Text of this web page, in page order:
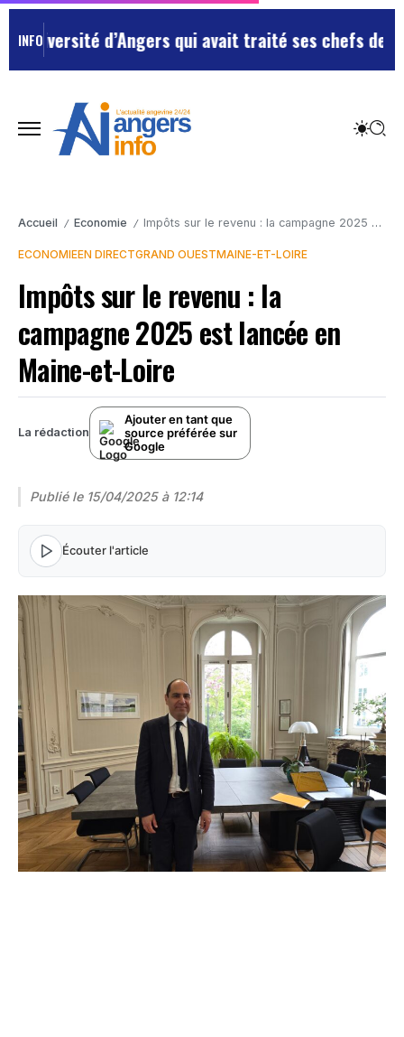
INFOd’Angers qui avait traité ses chefs de “chiens”
Accueil / Economie / Impôts sur le revenu : la campagne 2025 est lancée en Maine-et-Loire
ECONOMIEEN DIRECTGRAND OUESTMAINE-ET-LOIRE
Impôts sur le revenu : la
campagne 2025 est lancée en
Maine-et-Loire
La rédaction
Ajouter en tant que
source préférée sur
Google
Publié le 15/04/2025 à 12:14
Écouter l'article